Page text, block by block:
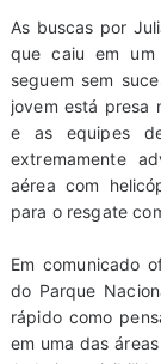
As buscas por
que caiu em um
seguem sem
jovem está presa
e as equipes
extremamente
aérea com
para o resgate
Em comunicado
do Parque
rápido como
em uma das